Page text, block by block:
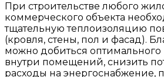
При строительстве любого
коммерческого объекта
тщательную теплоизоляцию
(кровля, стены, пол и фасад).
можно добиться
внутри помещений, снизить
расходы на энергоснабжение,